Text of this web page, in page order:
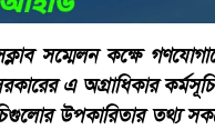
সম্মেলন কক্ষে
এ অগ্রাধিকার
উপকারিতার তথ্য